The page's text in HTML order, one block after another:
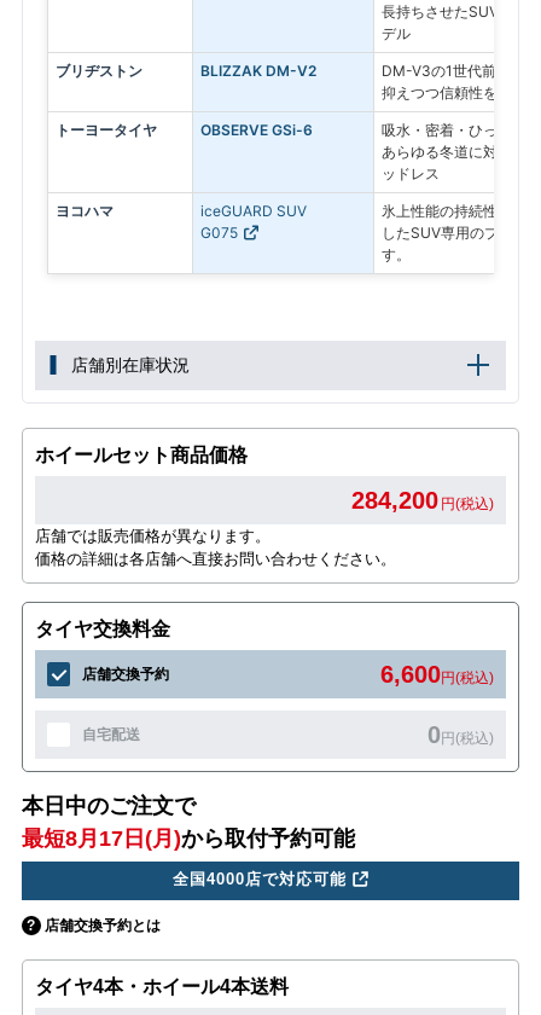
長持ちさせたSUV専用
デル
ブリヂストン BLIZZAK DM-V2
DM-V3の1世代前のモ
抑えつつ信頼性を求め
トーヨータイヤ OBSERVE GSi-6
吸水・密着・ひっかき
あらゆる冬道に対応す
ッドレス
ヨコハマ
iceGUARD SUV
G075
氷上性能の持続性と、
したSUV専用のプレミ
す。
店舗別在庫状況
ホイールセット商品価格
284,200 円(税込)
店舗では販売価格が異なります。
価格の詳細は各店舗へ直接お問い合わせください。
タイヤ交換料金
店舗交換予約 6,600円(税込)
自宅配送 0円(税込)
本日中のご注文で
最短8月17日(月)から取付予約可能
全国4000店で対応可能
店舗交換予約とは
タイヤ4本・ホイール4本送料